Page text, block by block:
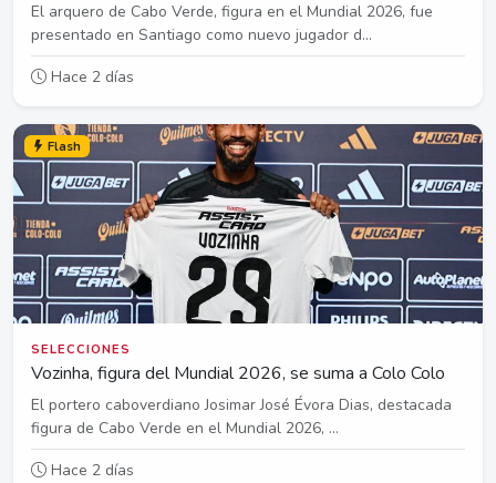
El arquero de Cabo Verde, figura en el Mundial 2026, fue
presentado en Santiago como nuevo jugador d...
Hace 2 días
Flash
SELECCIONES
Vozinha, figura del Mundial 2026, se suma a Colo Colo
El portero caboverdiano Josimar José Évora Dias, destacada
figura de Cabo Verde en el Mundial 2026, ...
Hace 2 días